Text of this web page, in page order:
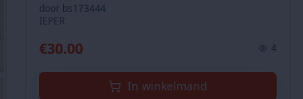
door bs173444
IEPER
€30.00 4
In winkelmand